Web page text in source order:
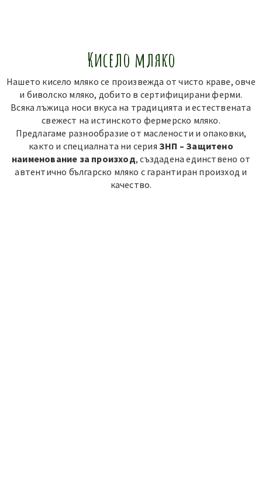
Кисело мляко
Нашето кисело мляко се произвежда от чисто краве, овче
и биволско мляко, добито в сертифицирани ферми.
Всяка лъжица носи вкуса на традицията и естествената
свежест на истинското фермерско мляко.
Предлагаме разнообразие от маслености и опаковки,
както и специалната ни серия ЗНП – Защитено
наименование за произход, създадена единствено от
автентично българско мляко с гарантиран произход и
качество.